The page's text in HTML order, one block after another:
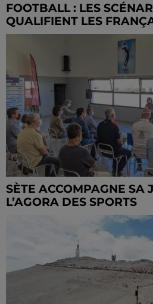
FOOTBALL : LES
QUALIFIENT LES
SÈTE ACCOMPAGNE SA
L’AGORA DES SPORTS